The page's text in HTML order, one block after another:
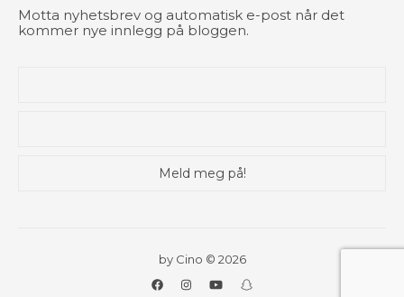
Motta nyhetsbrev og automatisk e-post når det
kommer nye innlegg på bloggen.
by Cino © 2026